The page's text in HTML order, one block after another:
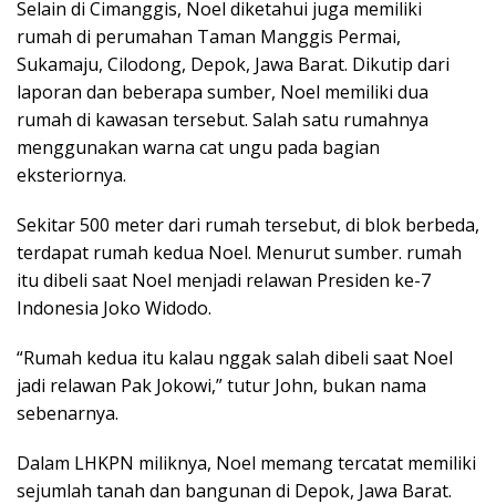
Selain di Cimanggis, Noel diketahui juga memiliki
rumah di perumahan Taman Manggis Permai,
Sukamaju, Cilodong, Depok, Jawa Barat. Dikutip dari
laporan dan beberapa sumber, Noel memiliki dua
rumah di kawasan tersebut. Salah satu rumahnya
menggunakan warna cat ungu pada bagian
eksteriornya.
Sekitar 500 meter dari rumah tersebut, di blok berbeda,
terdapat rumah kedua Noel. Menurut sumber. rumah
itu dibeli saat Noel menjadi relawan Presiden ke-7
Indonesia Joko Widodo.
“Rumah kedua itu kalau nggak salah dibeli saat Noel
jadi relawan Pak Jokowi,” tutur John, bukan nama
sebenarnya.
Dalam LHKPN miliknya, Noel memang tercatat memiliki
sejumlah tanah dan bangunan di Depok, Jawa Barat.